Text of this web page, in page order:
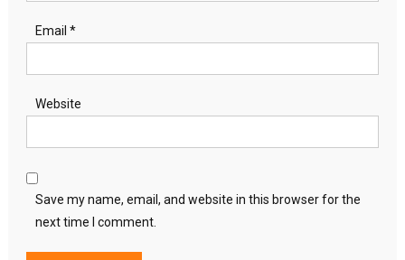
Email *
Website
Save my name, email, and website in this browser for the
next time I comment.